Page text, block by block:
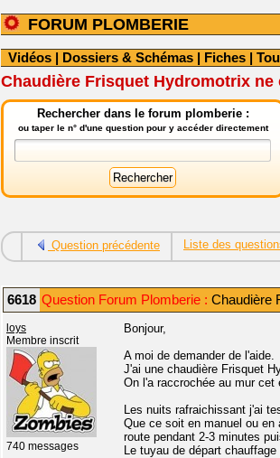
FORUM PLOMBERIE
Vidéos | Dossiers & Schémas | Fiches |
Chaudière Frisquet Hydromotrix
Rechercher dans le forum plomberie :
ou taper le n° d'une question pour y accéder directement
Question précédente Liste des
6618 Question Forum Plomberie : Chaudière
loys
Membre inscrit
740 messages
Bonjour,
A moi de demander de l'aide.
J'ai une chaudière Frisquet
On l'a raccrochée au mur
Les nuits rafraichissant j'ai
Que ce soit en manuel ou
route pendant 2-3 minutes
Le tuyau de départ